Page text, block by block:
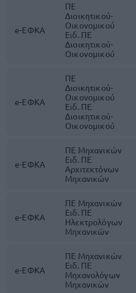
e-ΕΦΚΑ
ΠΕ
Διοικητικού-
Οικονομικού
Ειδ. ΠΕ
Διοικητικού-
Οικονομικού
e-ΕΦΚΑ
ΠΕ
Διοικητικού-
Οικονομικού
Ειδ. ΠΕ
Διοικητικού-
Οικονομικού
e-ΕΦΚΑ
ΠΕ Μηχανικών
Ειδ. ΠΕ
Αρχιτεκτόνων
Μηχανικών
e-ΕΦΚΑ
ΠΕ Μηχανικών
Ειδ. ΠΕ
Ηλεκτρολόγων
Μηχανικών
e-ΕΦΚΑ
ΠΕ Μηχανικών
Ειδ. ΠΕ
Μηχανολόγων
Μηχανικών